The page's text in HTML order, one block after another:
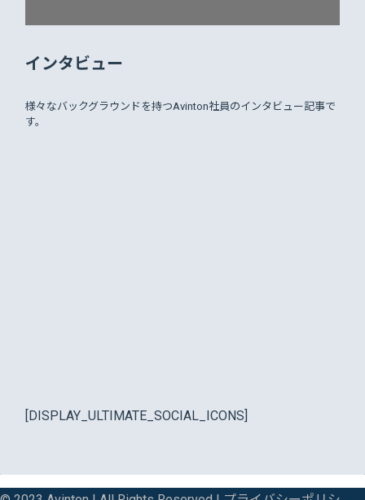
インタビュー
様々なバックグラウンドを持つAvinton社員のインタビュー記事で
す。
[DISPLAY_ULTIMATE_SOCIAL_ICONS]